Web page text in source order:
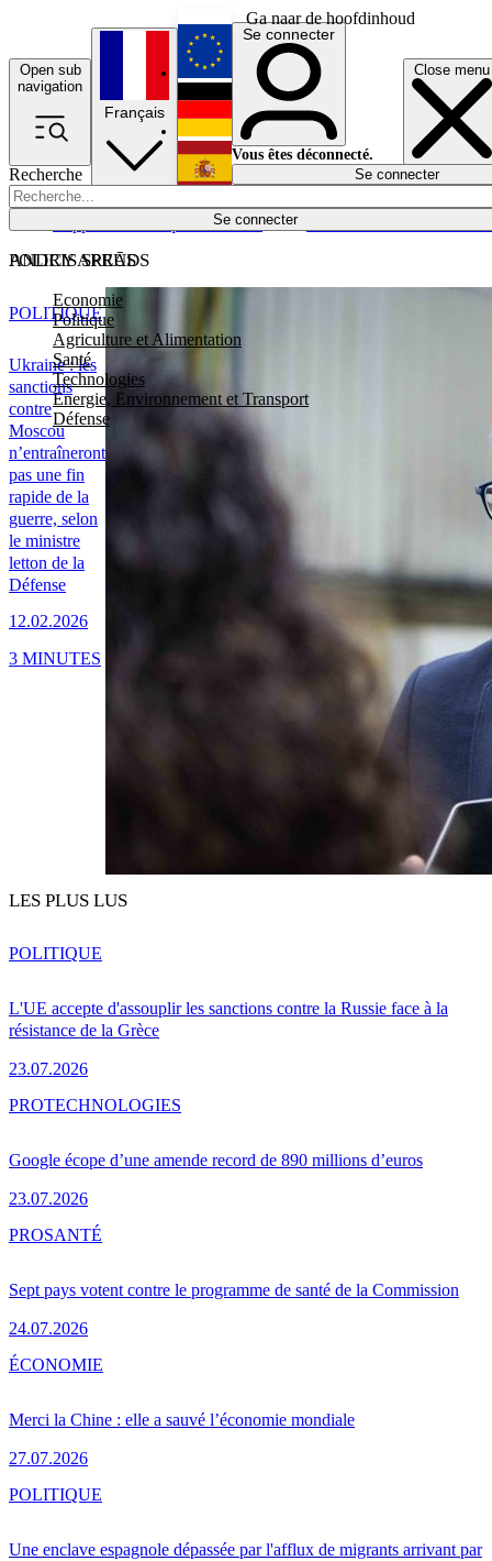
Ga naar de hoofdinhoud
Open sub
navigation
Close menu
Recherche
Se connecter
POLICY AREAS
Economie
Politique
Agriculture et Alimentation
Santé
Technologies
Energie, Environnement et Transport
Défense
Économie
Français
English
Deutsch
Español
Se connecter
Vous êtes déconnecté.
Se connecter
ANDRIS SPRŪDS
Ukraine : les
sanctions
contre
Moscou
n’entraîneront
pas une fin
rapide de la
guerre, selon
le ministre
letton de la
Défense
12.02.2026
POLITIQUE
3 MINUTES
LES PLUS LUS
L'UE accepte d'assouplir les sanctions contre la Russie face à la
résistance de la Grèce
23.07.2026
POLITIQUE
Google écope d’une amende record de 890 millions d’euros
23.07.2026
PROTECHNOLOGIES
Sept pays votent contre le programme de santé de la Commission
24.07.2026
PROSANTÉ
Merci la Chine : elle a sauvé l’économie mondiale
27.07.2026
ÉCONOMIE
Une enclave espagnole dépassée par l'afflux de migrants arrivant par
POLITIQUE